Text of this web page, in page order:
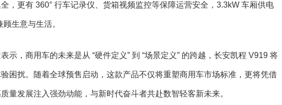
，更有 360° 行车记录仪、货箱视频监控等保障运营安全，3.3kW 车厢供电
生意与生活。
示，商用车的未来是从 “硬件定义” 到 “场景定义” 的跨越，长安凯程 V919 将
困扰。随着全球预售启动，这款产品不仅将重塑商用车市场标准，更将凭借
量发展注入强劲动能，与新时代奋斗者共赴数智轻客新未来。